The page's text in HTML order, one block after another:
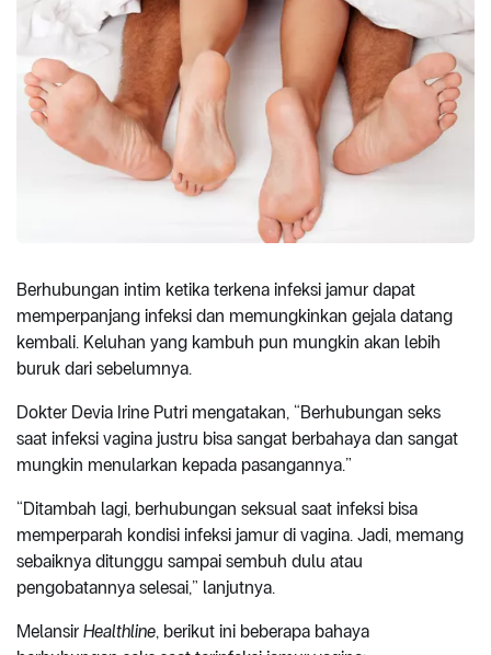
Berhubungan intim ketika terkena infeksi jamur dapat
memperpanjang infeksi dan memungkinkan gejala datang
kembali. Keluhan yang kambuh pun mungkin akan lebih
buruk dari sebelumnya.
Dokter Devia Irine Putri mengatakan, “Berhubungan seks
saat infeksi vagina justru bisa sangat berbahaya dan sangat
mungkin menularkan kepada pasangannya.”
“Ditambah lagi, berhubungan seksual saat infeksi bisa
memperparah kondisi infeksi jamur di vagina. Jadi, memang
sebaiknya ditunggu sampai sembuh dulu atau
pengobatannya selesai,” lanjutnya.
Melansir Healthline, berikut ini beberapa bahaya